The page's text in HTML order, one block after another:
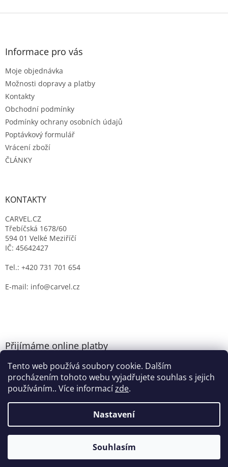
Tento web používá soubory cookie. Dalším
procházením tohoto webu vyjadřujete souhlas s jejich
používáním.. Více informacízde.
Nastavení
Souhlasím
Z
Informace pro vás
Moje objednávka
Možnosti dopravy a platby
Kontakty
Obchodní podmínky
Podmínky ochrany osobních údajů
Poptávkový formulář
Vrácení zboží
ČLÁNKY
KONTAKTY
CARVEL.CZ
Třebíčská 1678/60
594 01 Velké Meziříčí
IČ: 45642427
Tel.: +420 731 701 654
E-mail: info@carvel.cz
Přijímáme online platby
Vytvořil Shoptet
CARVEL.CZ. Všechna práva vyhrazena.